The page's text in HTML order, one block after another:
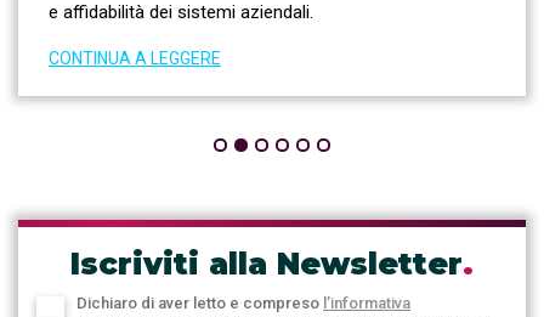
e affidabilità dei sistemi aziendali.
CONTINUA A LEGGERE
Iscriviti alla Newsletter.
Dichiaro di aver letto e compreso l’informativa